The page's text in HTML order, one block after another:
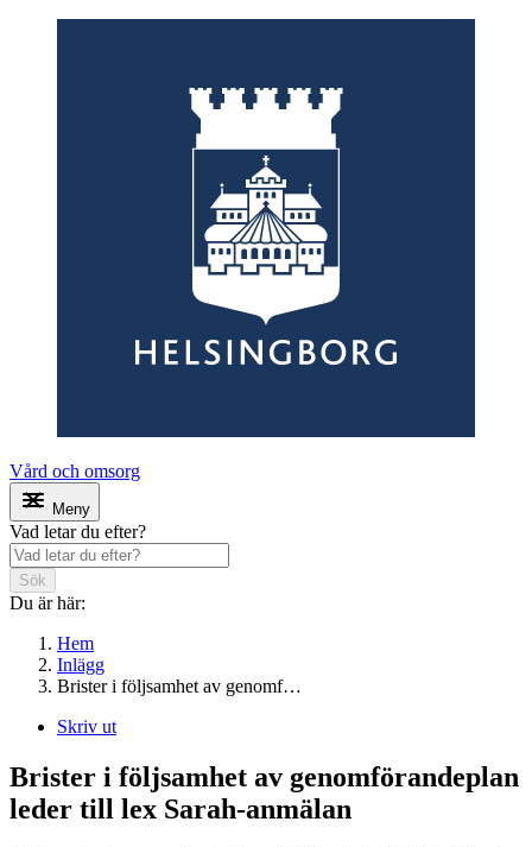
Vård och omsorg
Meny
Vad letar du efter?
Sök
Du är här:
Hem
Inlägg
Brister i följsamhet av genomf…
Skriv ut
Brister i följsamhet av genomförandeplan
leder till lex Sarah-anmälan